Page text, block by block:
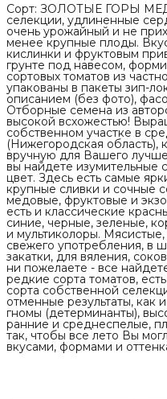
Сорт: ЗОЛОТЫЕ ГОРЫ
селекции, удлиненные
очень урожайный и не
менее крупные плоды.
кислинки и фруктовым
грунте под навесом,
сортовых томатов из
упакованы в пакеты зип-
описанием (без фото),
Отборные семена из
высокой всхожестью!
собственном участке в
(Нижегородская
вручную для Вашего
вы найдете изумительные
цвет. Здесь есть самые
крупные сливки и сочные
медовые, фруктовые и
есть и классические
синие, черные, зеленые,
и мультиколоры.
свежего употребления, в
закатки, для вяления,
ни пожелаете - все
редкие сорта томатов,
сорта собственной
отменные результаты, как
гномы (детерминанты),
ранние и среднеспелые,
так, чтобы все лето Вы
вкусами, формами и